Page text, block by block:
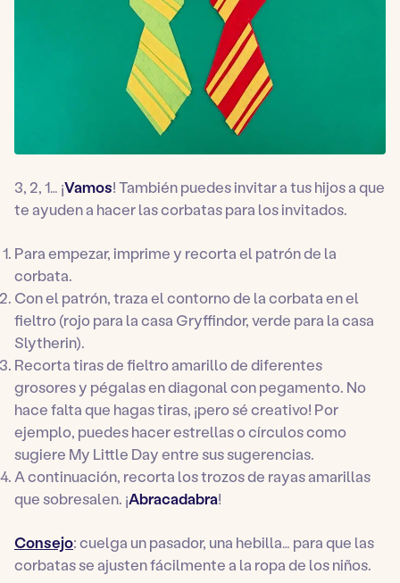
3, 2, 1… ¡Vamos! También puedes invitar a tus hijos a que
te ayuden a hacer las corbatas para los invitados.
Para empezar, imprime y recorta el patrón de la
corbata.
Con el patrón, traza el contorno de la corbata en el
fieltro (rojo para la casa Gryffindor, verde para la casa
Slytherin).
Recorta tiras de fieltro amarillo de diferentes
grosores y pégalas en diagonal con pegamento. No
hace falta que hagas tiras, ¡pero sé creativo! Por
ejemplo, puedes hacer estrellas o círculos como
sugiere My Little Dayentre sus sugerencias.
A continuación, recorta los trozos de rayas amarillas
que sobresalen. ¡Abracadabra!
Consejo: cuelga un pasador, una hebilla… para que las
corbatas se ajusten fácilmente a la ropa de los niños.